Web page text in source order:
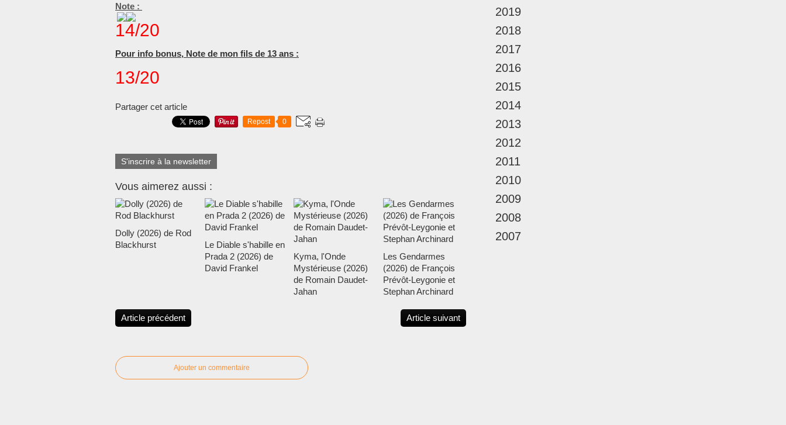
Note :
14/20
Pour info bonus, Note de mon fils de 13 ans :
13/20
Partager cet article
Repost 0
S'inscrire à la newsletter
Vous aimerez aussi :
Dolly (2026) de Rod
Blackhurst
Le Diable s'habille en
Prada 2 (2026) de
David Frankel
Kyma, l'Onde
Mystérieuse (2026)
de Romain Daudet-
Jahan
Les Gendarmes
(2026) de François
Prévôt-Leygonie et
Stephan Archinard
Article précédent Article suivant
Ajouter un commentaire
2019
2018
2017
2016
2015
2014
2013
2012
2011
2010
2009
2008
2007